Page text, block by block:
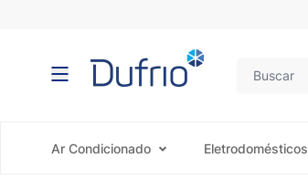
Ar Condicionado Eletrodomésticos